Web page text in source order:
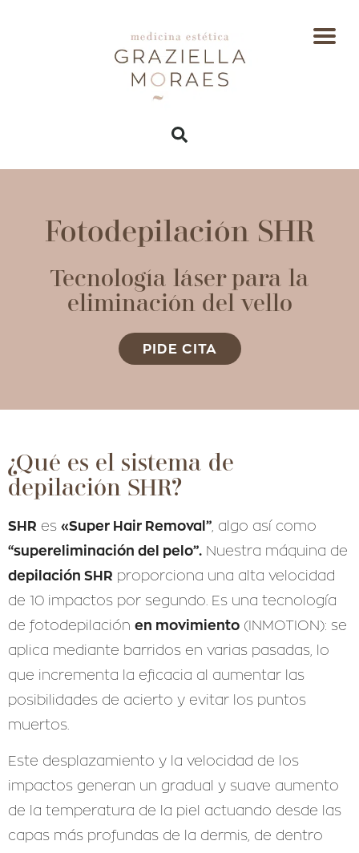
Fotodepilación SHR
Tecnología láser para la
eliminación del vello
PIDE CITA
¿Qué es el sistema de
depilación SHR?
SHR es «Super Hair Removal” , algo así como
“supereliminación del pelo”. Nuestra máquina de
depilación SHR proporciona una alta velocidad
de 10 impactos por segundo. Es una tecnología
de fotodepilación en movimiento (INMOTION): se
aplica mediante barridos en varias pasadas, lo
que incrementa la eficacia al aumentar las
posibilidades de acierto y evitar los puntos
muertos.
Este desplazamiento y la velocidad de los
impactos generan un gradual y suave aumento
de la temperatura de la piel actuando desde las
capas más profundas de la dermis, de dentro